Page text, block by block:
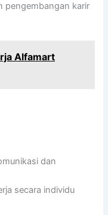
pengembangan karir
Alfamart
dan
secara individu